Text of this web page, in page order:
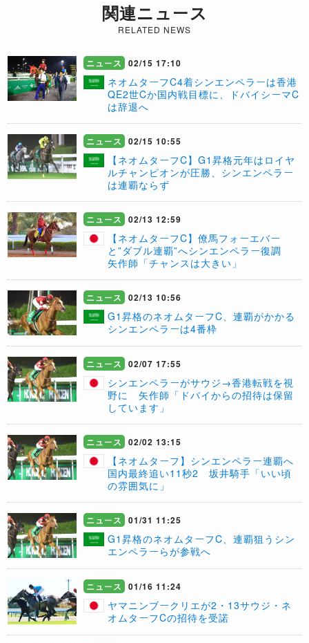
関連ニュース
RELATED NEWS
ニュース 02/15 17:10
ネオムターフC4着シンエンペラーは香港
QE2世Cか国内戦目標に、ドバイシーマC
は辞退へ
ニュース 02/15 10:55
【ネオムターフC】G1昇格元年はロイヤ
ルチャンピオンが圧勝、シンエンペラー
は連覇ならず
ニュース 02/13 12:59
【ネオムターフC】僚馬フォーエバー
と”ダブル連覇”へシンエンペラー復調
矢作師「チャンスは大きい」
ニュース 02/13 10:56
G1昇格のネオムターフC、連覇がかかる
シンエンペラーは4番枠
ニュース 02/07 17:55
シンエンペラーがサウジ→香港転戦を視
野に 矢作師「ドバイからの招待は保留
しています」
ニュース 02/02 13:15
【ネオムターフ】シンエンペラー連覇へ
国内最終追い11秒2 坂井騎手「いい頃
の雰囲気に」
ニュース 01/31 11:25
G1昇格のネオムターフC、連覇狙うシン
エンペラーらが参戦へ
ニュース 01/16 11:24
ヤマニンブークリエが2・13サウジ・ネ
オムターフCの招待を受諾